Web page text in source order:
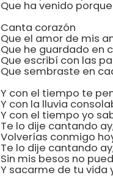
Que ha venido
Canta corazón
Que el amor de mis
Que he guardado en
Que escribí con las
Que sembraste en
Y con el tiempo te
Y con la lluvia
Y con el tiempo yo
Te lo dije cantando
Volverías conmigo
Te lo dije cantando
Sin mis besos no
Y sacarme de tu vida